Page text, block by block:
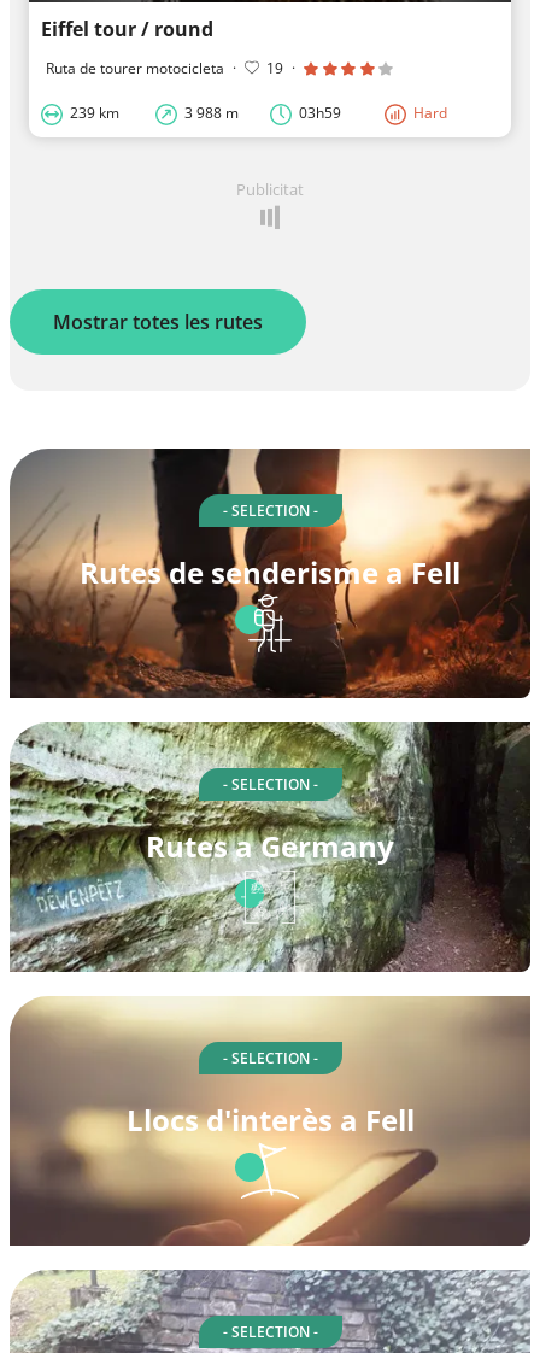
Eiffel tour / round
Ruta de tourer motocicleta · 19 ·
239 km 3 988 m 03h59 Hard
Publicitat
Mostrar totes les rutes
- SELECTION -
Rutes de senderisme a Fell
- SELECTION -
Rutes a Germany
- SELECTION -
Llocs d'interès a Fell
- SELECTION -